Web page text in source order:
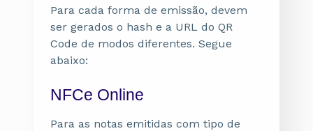
Para cada forma de emissão, devem
ser gerados o hash e a URL do QR
Code de modos diferentes. Segue
abaixo:
NFCe Online
Para as notas emitidas com tipo de